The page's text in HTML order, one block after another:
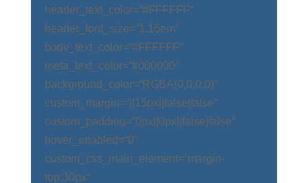
header_text_color=“#FFFFFF“
header_font_size=“1.15em“
body_text_color=“#FFFFFF“
meta_text_color=“#000000″
background_color=“RGBA(0,0,0,0)“
custom_margin=“||15px||false|false“
custom_padding=“0px||0px||false|false“
hover_enabled=“0″
custom_css_main_element=“margin-
top:30px“